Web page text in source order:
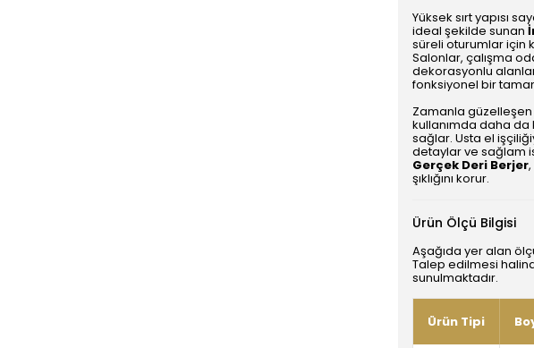
Yüksek sırt yapısı
ideal şekilde sunan
süreli oturumlar için
Salonlar, çalışma
dekorasyonlu
fonksiyonel bir
Zamanla
kullanımda daha da
sağlar. Usta el
detaylar ve sağlam
Gerçek Deri Berjer
şıklığını korur.
Ürün Ölçü Bilgisi
Aşağıda yer alan
Talep edilmesi
sunulmaktadır.
Ürün Tipi